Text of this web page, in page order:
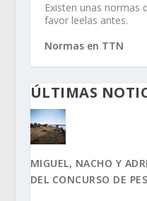
Existen unas normas
favor leelas antes.
Normas en TTN
ÚLTIMAS
MIGUEL, NACHO Y
DEL CONCURSO DE